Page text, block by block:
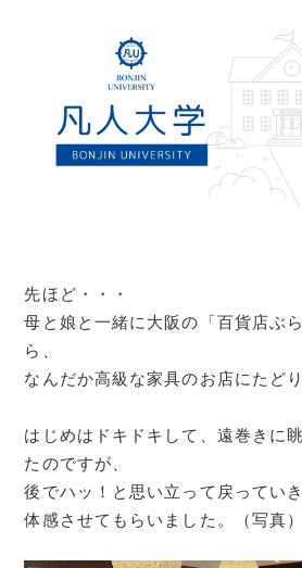
先ほど・・・
母と娘と一緒に大阪の「百貨店ぶ
ら、
なんだか高級な家具のお店にたど
はじめはドキドキして、遠巻きに
たのですが、
後でハッ！と思い立って戻ってい
体感させてもらいました。（写真）